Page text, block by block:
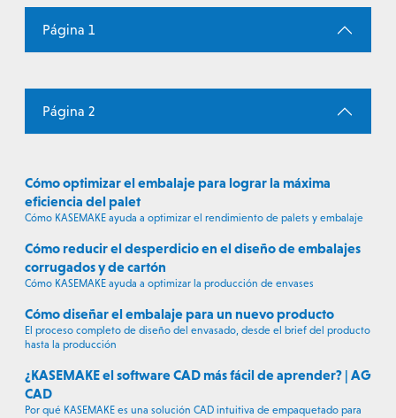
Página 1
Página 2
Cómo optimizar el embalaje para lograr la máxima
eficiencia del palet
Cómo KASEMAKE ayuda a optimizar el rendimiento de palets y embalaje
Cómo reducir el desperdicio en el diseño de embalajes
corrugados y de cartón
Cómo KASEMAKE ayuda a optimizar la producción de envases
Cómo diseñar el embalaje para un nuevo producto
El proceso completo de diseño del envasado, desde el brief del producto
hasta la producción
¿KASEMAKE el software CAD más fácil de aprender? | AG
CAD
Por qué KASEMAKE es una solución CAD intuitiva de empaquetado para